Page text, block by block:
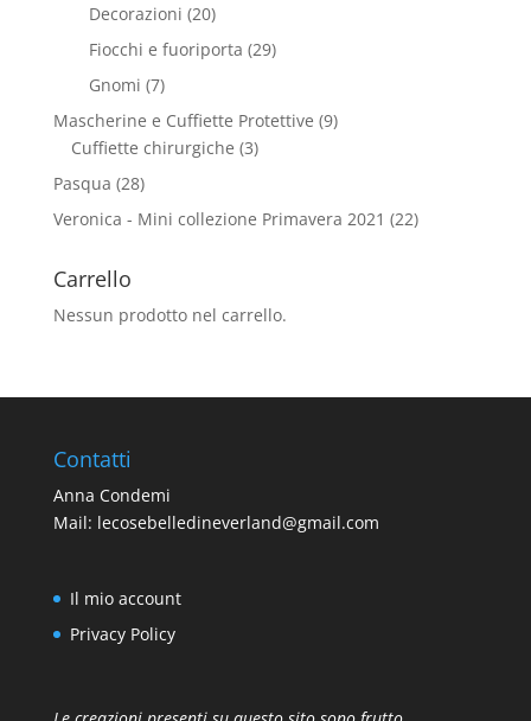
Decorazioni (20)
Fiocchi e fuoriporta (29)
Gnomi (7)
Mascherine e Cuffiette Protettive (9)
Cuffiette chirurgiche (3)
Pasqua (28)
Veronica - Mini collezione Primavera 2021 (22)
Carrello
Nessun prodotto nel carrello.
Contatti
Anna Condemi
Mail: lecosebelledineverland@gmail.com
Il mio account
Privacy Policy